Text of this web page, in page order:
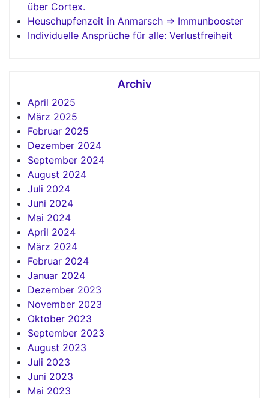
über Cortex.
Heuschupfenzeit in Anmarsch => Immunbooster
Individuelle Ansprüche für alle: Verlustfreiheit
Archiv
April 2025
März 2025
Februar 2025
Dezember 2024
September 2024
August 2024
Juli 2024
Juni 2024
Mai 2024
April 2024
März 2024
Februar 2024
Januar 2024
Dezember 2023
November 2023
Oktober 2023
September 2023
August 2023
Juli 2023
Juni 2023
Mai 2023